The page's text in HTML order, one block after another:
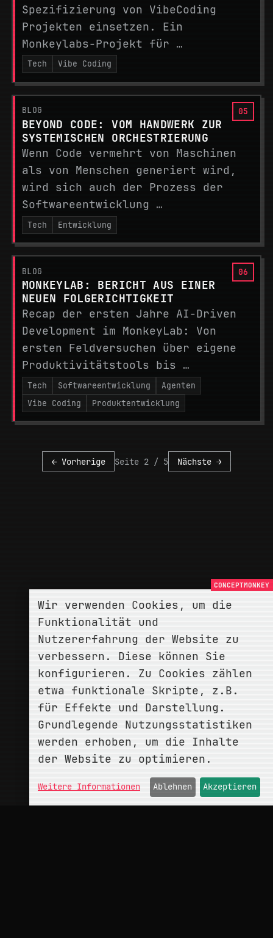
Spezifizierung von VibeCoding
Projekten einsetzen. Ein
Monkeylabs-Projekt für …
Tech Vibe Coding
BLOG
BEYOND CODE: VOM HANDWERK ZUR
SYSTEMISCHEN ORCHESTRIERUNG
Wenn Code vermehrt von Maschinen
als von Menschen generiert wird,
wird sich auch der Prozess der
Softwareentwicklung …
Tech Entwicklung
BLOG
MONKEYLAB: BERICHT AUS EINER
NEUEN FOLGERICHTIGKEIT
Recap der ersten Jahre AI-Driven
Development im MonkeyLab: Von
ersten Feldversuchen über eigene
Produktivitätstools bis …
Tech Softwareentwicklung
Agenten
Vibe Coding
Produktentwicklung
← Vorherige Seite 2 / 5 Nächste →
Wir verwenden Cookies, um die
Funktionalität und
Nutzererfahrung der Website zu
verbessern. Diese können Sie
konfigurieren. Zu Cookies zählen
etwa funktionale Skripte, z.B.
für Effekte und Darstellung.
Grundlegende Nutzungsstatistiken
werden erhoben, um die Inhalte
der Website zu optimieren.
Weitere Informationen Ablehnen Akzeptieren